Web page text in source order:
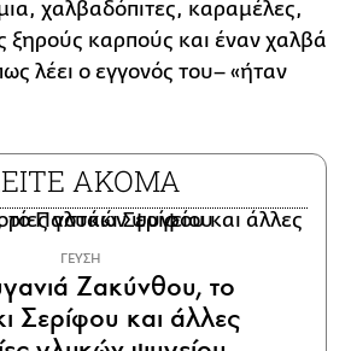
χαλβαδόπιτες, καραμέλες,
καρπούς και έναν χαλβά
λέει ο εγγονός του– «ήταν
ΑΚΟΜΑ
ΓΕΥΣΗ
Ζακύνθου, το
Σερίφου και άλλες